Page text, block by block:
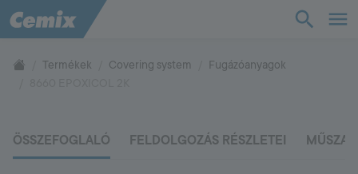
TudásTár
Támogatás
Termékek Covering system
Fugázóanyagok
ÖSSZEFOGLALÓ FELDOLGOZÁS RÉSZLETEI